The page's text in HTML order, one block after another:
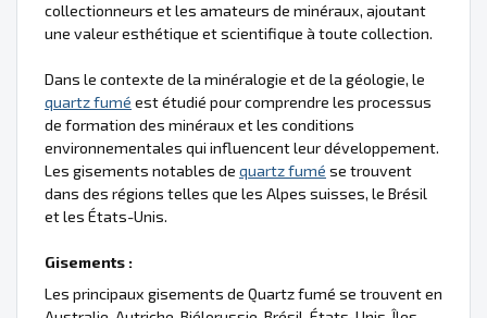
collectionneurs et les amateurs de minéraux, ajoutant
une valeur esthétique et scientifique à toute collection.
Dans le contexte de la minéralogie et de la géologie, le
quartz fumé est étudié pour comprendre les processus
de formation des minéraux et les conditions
environnementales qui influencent leur développement.
Les gisements notables de quartz fumé se trouvent
dans des régions telles que les Alpes suisses, le Brésil
et les États-Unis.
Gisements :
Les principaux gisements de Quartz fumé se trouvent en